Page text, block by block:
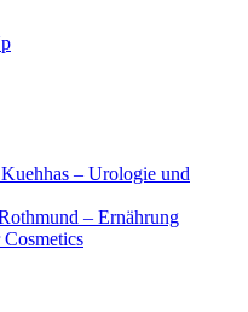
– Urologie und
– Ernährung